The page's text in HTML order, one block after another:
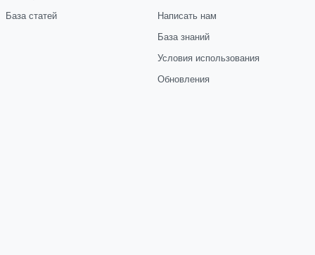
База статей
Написать нам
База знаний
Условия использования
Обновления